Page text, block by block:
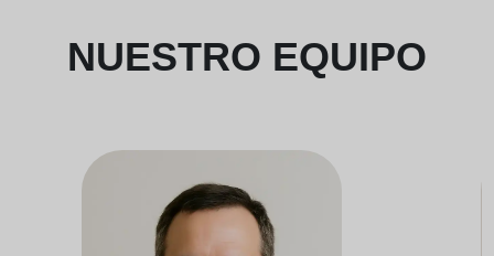
NUESTRO EQUIPO